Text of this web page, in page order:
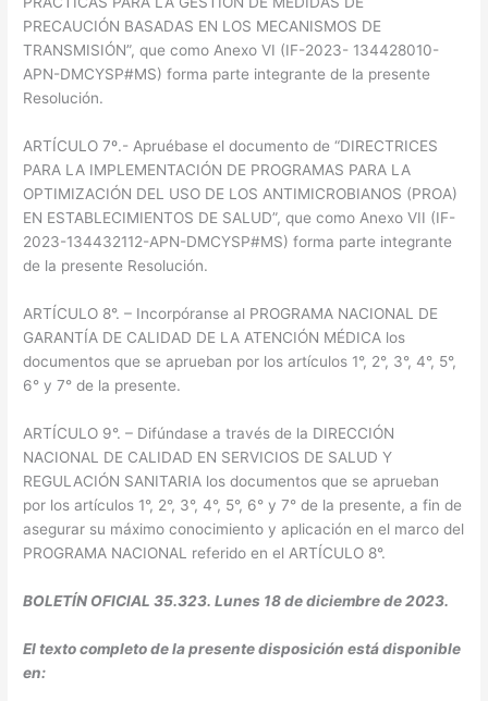
PRECAUCIÓN BASADAS EN LOS MECANISMOS DE
TRANSMISIÓN”, que como Anexo VI (IF-2023- 134428010-
APN-DMCYSP#MS) forma parte integrante de la presente
Resolución.
ARTÍCULO 7º.- Apruébase el documento de “DIRECTRICES
PARA LA IMPLEMENTACIÓN DE PROGRAMAS PARA LA
OPTIMIZACIÓN DEL USO DE LOS ANTIMICROBIANOS (PROA)
EN ESTABLECIMIENTOS DE SALUD”, que como Anexo VII (IF-
2023-134432112-APN-DMCYSP#MS) forma parte integrante
de la presente Resolución.
ARTÍCULO 8°. – Incorpóranse al PROGRAMA NACIONAL DE
GARANTÍA DE CALIDAD DE LA ATENCIÓN MÉDICA los
documentos que se aprueban por los artículos 1°, 2°, 3°, 4°, 5°,
6° y 7° de la presente.
ARTÍCULO 9°. – Difúndase a través de la DIRECCIÓN
NACIONAL DE CALIDAD EN SERVICIOS DE SALUD Y
REGULACIÓN SANITARIA los documentos que se aprueban
por los artículos 1°, 2°, 3°, 4°, 5°, 6° y 7° de la presente, a fin de
asegurar su máximo conocimiento y aplicación en el marco del
PROGRAMA NACIONAL referido en el ARTÍCULO 8°.
BOLETÍN OFICIAL 35.323. Lunes 18 de diciembre de 2023.
El texto completo de la presente disposición está disponible
en: